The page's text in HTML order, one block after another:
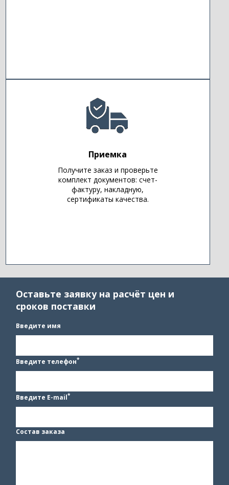
Приемка
Получите заказ и проверьте
комплект документов: счет-
фактуру, накладную,
сертификаты качества.
Оставьте заявку на расчёт цен и
сроков поставки
Введите имя
Введите телефон*
Введите E-mail*
Состав заказа